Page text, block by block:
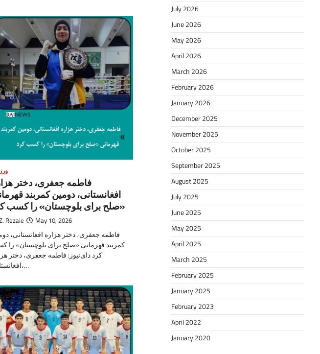
فاطمه جعفری، دختر
افغانستانی، دومین کمربند
«صلح برای بلوچستان» را کسب
Rezaie May 10, 2026
فاطمه جعفری، دختر هزاره افغانستانی،
کمربند قهرمانی «صلح برای بلوچستان» را
کرد دای‌نیوز: فاطمه جعفری، دختر
افغانستانی،…
July 2026
June 2026
May 2026
April 2026
March 2026
February 2026
January 2026
December 2025
November 2025
October 2025
September 2025
August 2025
July 2025
June 2025
May 2025
April 2025
March 2025
February 2025
January 2025
February 2023
April 2022
January 2020